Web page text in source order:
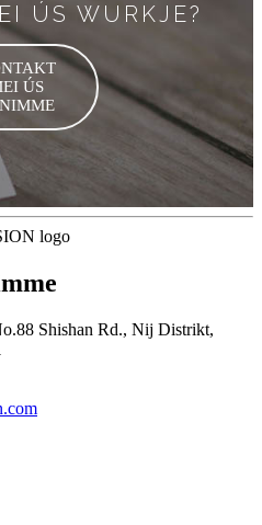
ÚS WURKJE?
ÚS
Shishan Rd., Nij Distrikt,